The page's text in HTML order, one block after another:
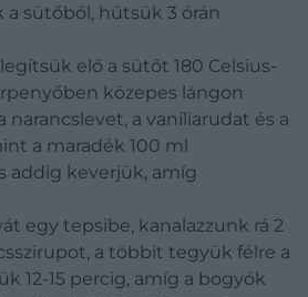
sütőből, hűtsük 3 órán
elő a sütőt 180 Celsius-
közepes lángon
narancslevet, a vaníliarudat és a
a maradék 100 ml
addig keverjük, amíg
egy tepsibe, kanalazzunk rá 2
a többit tegyük félre a
12-15 percig, amíg a bogyók